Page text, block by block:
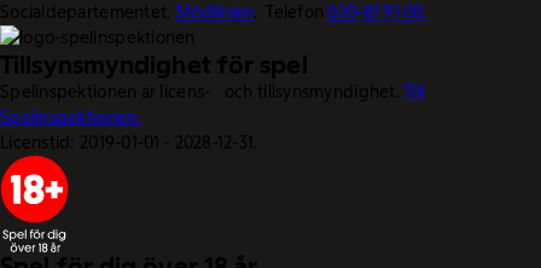
Socialdepartementet. Stödlinjen. Telefon020-81 91 00.
Tillsynsmyndighet för spel
Spelinspektionen är licens- och tillsynsmyndighet.Till
Spelinspektionen.
Licenstid: 2019-01-01 - 2028-12-31.